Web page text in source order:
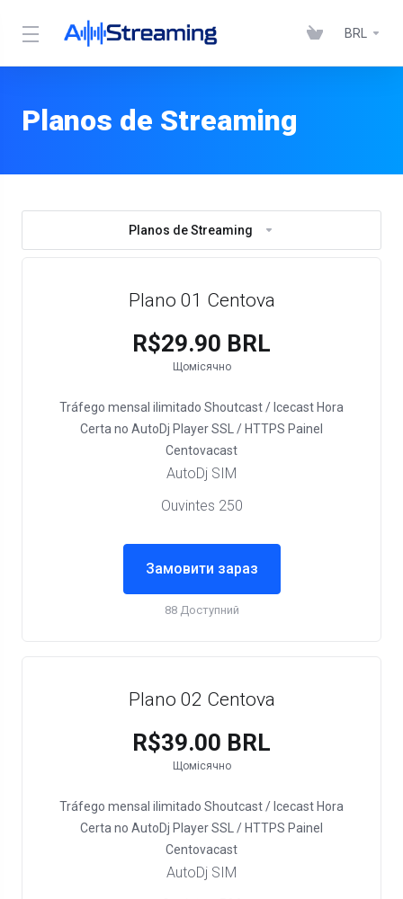
BRL
Planos de Streaming
Planos de Streaming
Plano 01 Centova
R$29.90 BRL
Щомісячно
AutoDj SIM
Ouvintes 250
Tráfego mensal ilimitado Shoutcast / Icecast Hora
Certa no AutoDj Player SSL / HTTPS Painel
Centovacast
Замовити зараз
88 Доступний
Plano 02 Centova
R$39.00 BRL
Щомісячно
AutoDj SIM
Tráfego mensal ilimitado Shoutcast / Icecast Hora
Certa no AutoDj Player SSL / HTTPS Painel
Centovacast